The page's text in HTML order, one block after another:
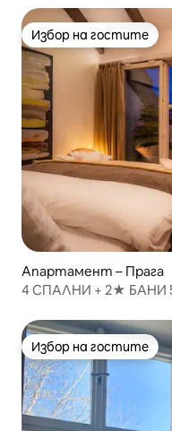
Избор на гостите
Избор на гостите
Апартамент – Прага
4 СПАЛНИ + 2★ БАНИ
Избор на гостите
Избор на гостите